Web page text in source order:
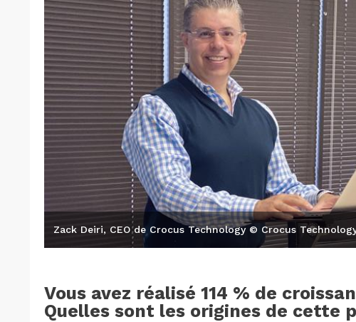
Zack Deiri, CEO de Crocus Technology © Crocus
Vous avez réalisé 114 % de
Quelles sont les origines de cette